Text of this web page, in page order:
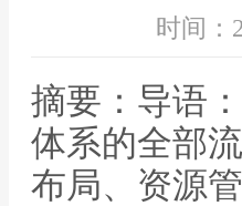
时间：
摘要：导语
体系的全部
布局、资源